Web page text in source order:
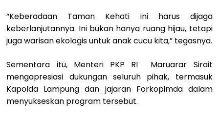
“Keberadaan Taman Kehati ini harus dijaga
keberlanjutannya. Ini bukan hanya ruang hijau, tetapi
juga warisan ekologis untuk anak cucu kita,” tegasnya.
Sementara itu, Menteri PKP RI Maruarar Sirait
mengapresiasi dukungan seluruh pihak, termasuk
Kapolda Lampung dan jajaran Forkopimda dalam
menyukseskan program tersebut.